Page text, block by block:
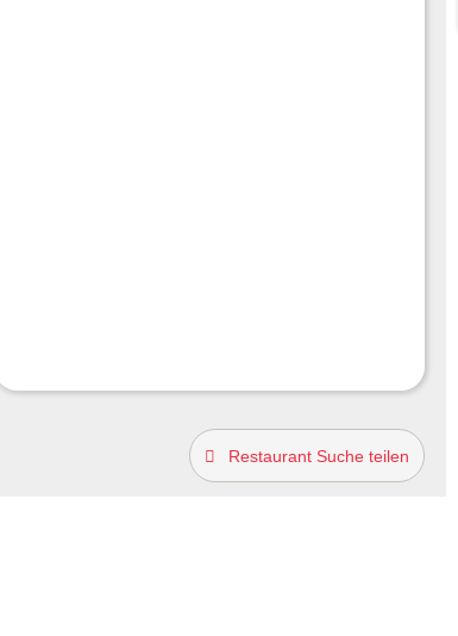
Restaurant Suche teilen